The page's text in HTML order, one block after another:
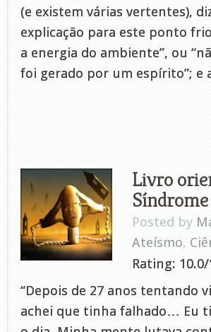
(e existem várias vertentes),
explicação para este ponto
a energia do ambiente”, ou
foi gerado por um espírito”;
Livro
Posted by
Ateísmo,
Rating: 10.0/
“Depois de 27 anos tentando
achei que tinha falhado… Eu